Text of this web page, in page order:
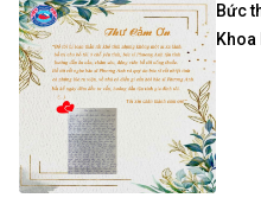
Bức
Khoa